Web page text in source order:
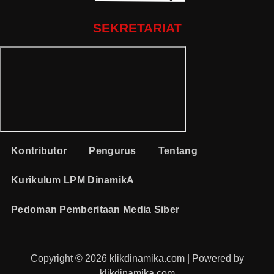
SEKRETARIAT
Kontributor Pengurus Tentang
Kurikulum LPM DinamikA
Pedoman Pemberitaan Media Siber
Copyright © 2026 klikdinamika.com | Powered by